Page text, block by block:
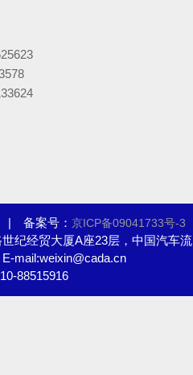
| 备案号： 京ICP备09041733号-3
纪经贸大厦A座23层，中国汽车流
通协会
mail:weixin@cada.cn
88515916